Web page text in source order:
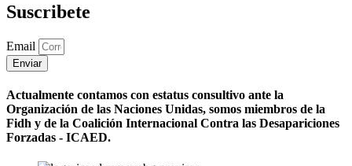
Suscribete
Email
Enviar
Actualmente contamos con estatus consultivo ante la
Organización de las Naciones Unidas, somos miembros de la
Fidh y de la Coalición Internacional Contra las Desapariciones
Forzadas - ICAED.